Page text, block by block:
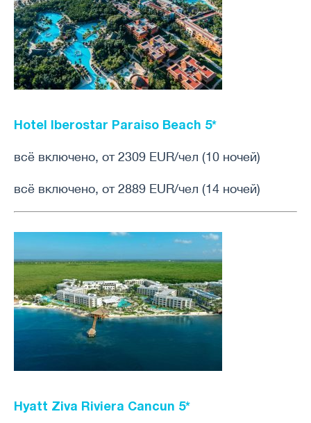
Hotel Iberostar Paraiso Beach 5*
всё включено, от 2309 EUR/чел (10 ночей)
всё включено, от 2889 EUR/чел (14 ночей)
Hyatt Ziva Riviera Cancun 5*